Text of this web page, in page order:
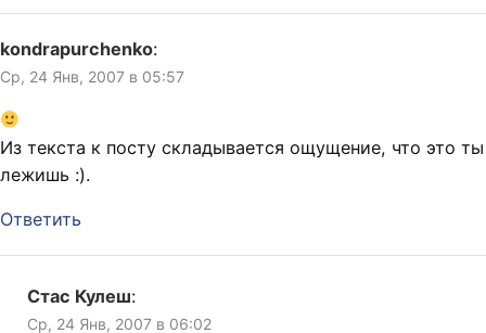
kondrapurchenko:
Ср, 24 Янв, 2007 в 05:57
Из текста к посту складывается ощущение, что это ты
лежишь :).
Ответить
Стас Кулеш:
Ср, 24 Янв, 2007 в 06:02